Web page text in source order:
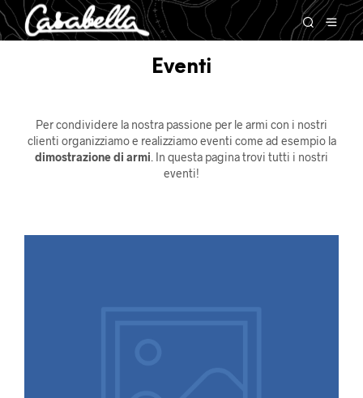
Eventi
Per condividere la nostra passione per le armi con i nostri
clienti organizziamo e realizziamo eventi come ad esempio la
dimostrazione di armi . In questa pagina trovi tutti i nostri
eventi!